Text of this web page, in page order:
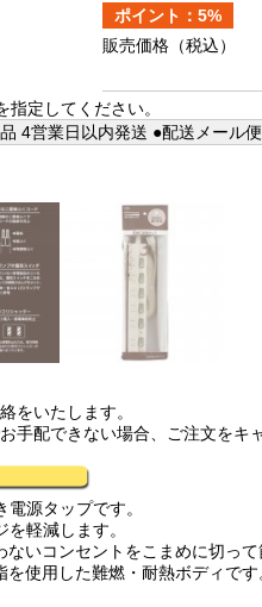
ポイント：5%
販売価格 （税込）
指定してください。
4営業日以内発送 ●配送メール
をいたします。
手配できない場合、ご注文をキ
源タップです。
軽減します。
いコンセントをこまめに切って
使用した難燃・耐熱ボディです